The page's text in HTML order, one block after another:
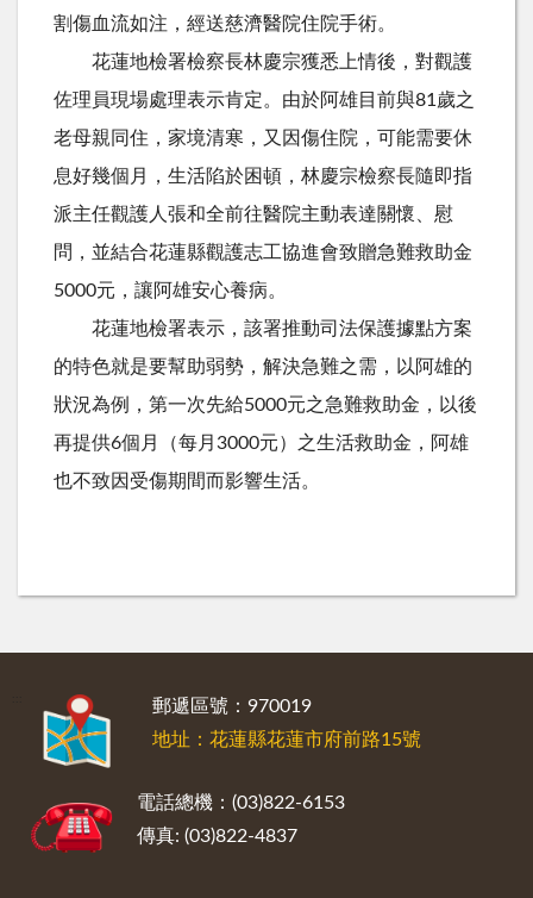
割傷血流如注，經送慈濟醫院住院手術。
花蓮地檢署檢察長林慶宗獲悉上情後，對觀護
佐理員現場處理表示肯定。由於阿雄目前與81歲之
老母親同住，家境清寒，又因傷住院，可能需要休
息好幾個月，生活陷於困頓，林慶宗檢察長隨即指
派主任觀護人張和全前往醫院主動表達關懷、慰
問，並結合花蓮縣觀護志工協進會致贈急難救助金
5000元，讓阿雄安心養病。
花蓮地檢署表示，該署推動司法保護據點方案
的特色就是要幫助弱勢，解決急難之需，以阿雄的
狀況為例，第一次先給5000元之急難救助金，以後
再提供6個月（每月3000元）之生活救助金，阿雄
也不致因受傷期間而影響生活。
郵遞區號：970019
地址：花蓮縣花蓮市府前路15號
電話總機：(03)822-6153
傳真: (03)822-4837